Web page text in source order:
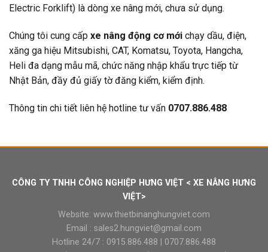
Electric Forklift) là dòng xe nâng mới, chưa sử dụng.
Chúng tôi cung cấp xe nâng động cơ mới chạy dầu, điện,
xăng ga hiệu Mitsubishi, CAT, Komatsu, Toyota, Hangcha,
Heli đa dạng mẫu mã, chức năng nhập khẩu trực tiếp từ
Nhật Bản, đầy đủ giấy tờ đăng kiểm, kiểm định.
Thông tin chi tiết liên hệ hotline tư vấn 0707.886.488
CÔNG TY TNHH CÔNG NGHIỆP HƯNG VIỆT < XE NÂNG HƯNG
VIỆT>
Website: www.thietbinanghungviet.com
Email : sales2.hungviet@gmail.com
Hotline 24/7 : 0915.886.488
0707.886.488